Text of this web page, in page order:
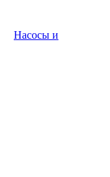
Насосы и